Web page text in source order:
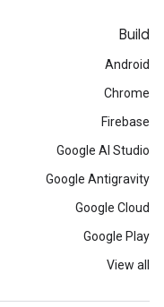
Build
Android
Chrome
Firebase
Google AI Studio
Google Antigravity
Google Cloud
Google Play
View all